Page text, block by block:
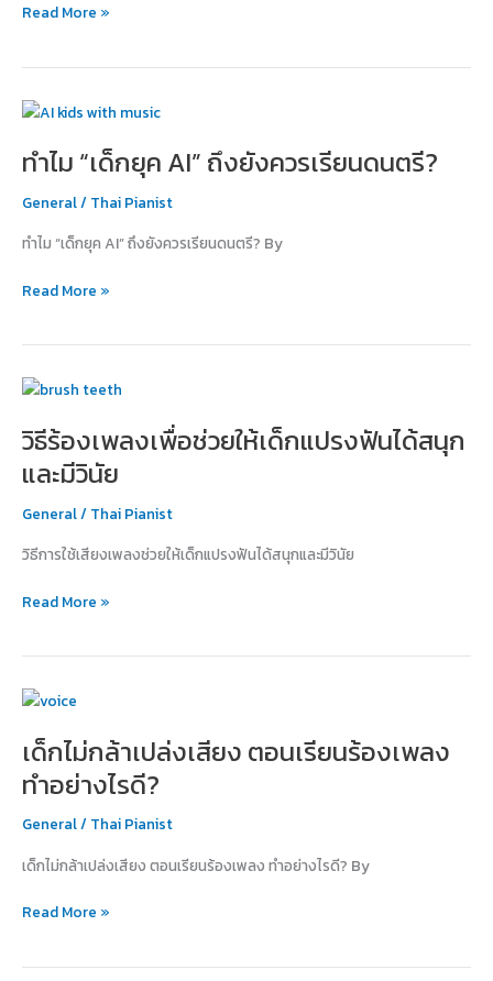
ฮิต
พ่อ
ยุค
Read More »
ทำไม “เด็กยุค AI” ถึงยังควรเรียนดนตรี?
General/ Thai Pianist
ทำไม “เด็กยุค AI” ถึงยังควรเรียนดนตรี? By
ทำไม
ยุค
ถึง
ควร
ดนตรี?
Read More »
วิธีร้องเพลงเพื่อช่วยให้เด็กแปรงฟันได้สนุก
และมีวินัย
General/ Thai Pianist
วิธีการใช้เสียงเพลงช่วยให้เด็กแปรงฟันได้สนุกและมีวินัย
วิธี
เพลง
ช่วย
ให้
แปรง
ได้
และ
วินัย
Read More »
เด็กไม่กล้าเปล่งเสียง ตอนเรียนร้องเพลง
ทำอย่างไรดี?
General/ Thai Pianist
เด็กไม่กล้าเปล่งเสียง ตอนเรียนร้องเพลง ทำอย่างไรดี? By
เด็ก
กล้า
เปล่ง
เสียง
ตอน
ร้อง
ทำ
ดี?
Read More »